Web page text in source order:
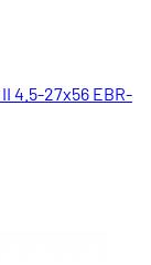
4.5-27x56 EBR-